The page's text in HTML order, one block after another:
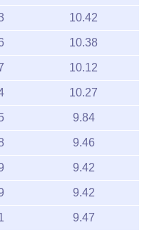
10.42
10.38
10.12
10.27
9.84
9.46
9.42
9.42
9.47